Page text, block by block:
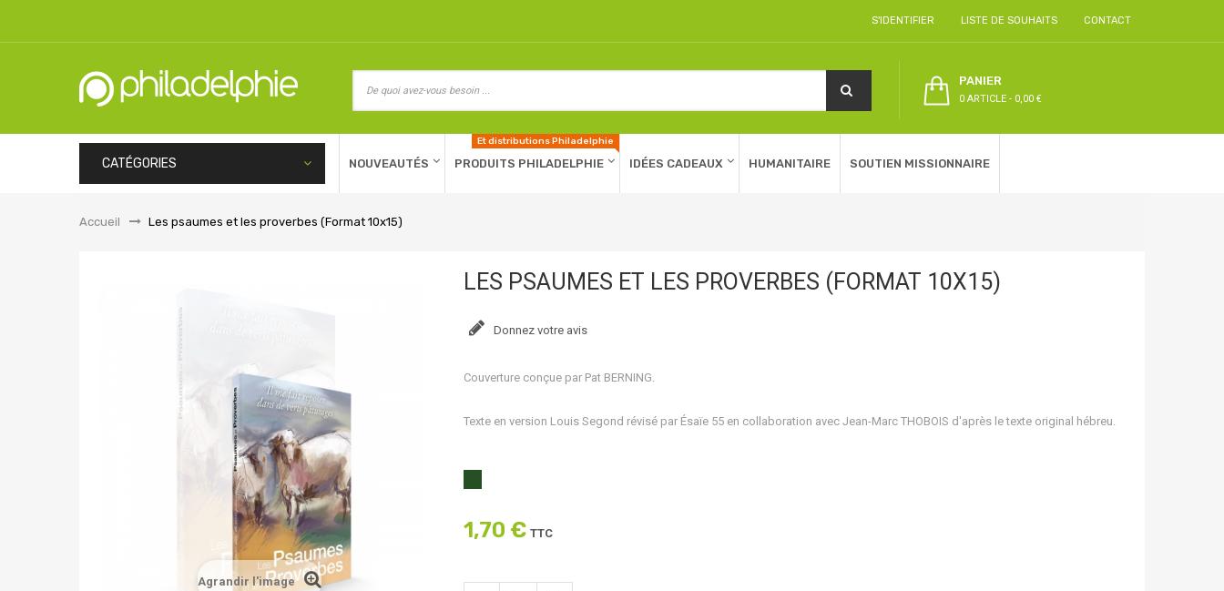
S'IDENTIFIER LISTE DE SOUHAITS CONTACT
PANIER
0 ARTICLE - 0,00 €
CATÉGORIES NOUVEAUTÉS PRODUITS PHILADELPHIE
Et distributions Philadelphie
IDÉES CADEAUX HUMANITAIRE SOUTIEN MISSIONNAIRE
Accueil &gt;Les psaumes et les proverbes (Format 10x15)
Agrandir l'image
LES PSAUMES ET LES PROVERBES (FORMAT 10X15)
Donnez votre avis
Couverture conçue par Pat BERNING.
Texte en version Louis Segond révisé par Ésaïe 55 en collaboration avec Jean-Marc THOBOIS d'après le texte original hébreu.
1,70 € TTC